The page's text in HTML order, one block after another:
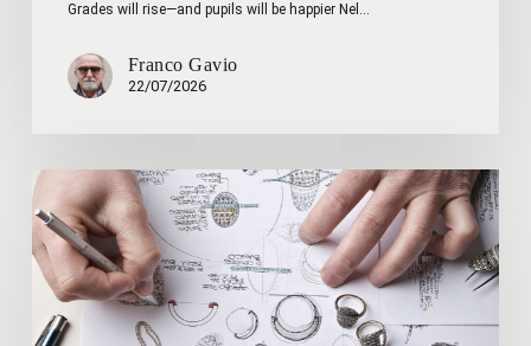
Grades will rise—and pupils will be happier Nel…
Franco Gavio
22/07/2026
FONDAZIONE
MANI
INTELLIGENTI